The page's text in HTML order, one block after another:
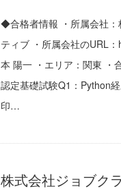
◆合格者情報 ・所属会社：
ティブ ・所属会社のURL
本 陽一 ・エリア：関東 ・
認定基礎試験Q1：Python
印…
株式会社ジョブク